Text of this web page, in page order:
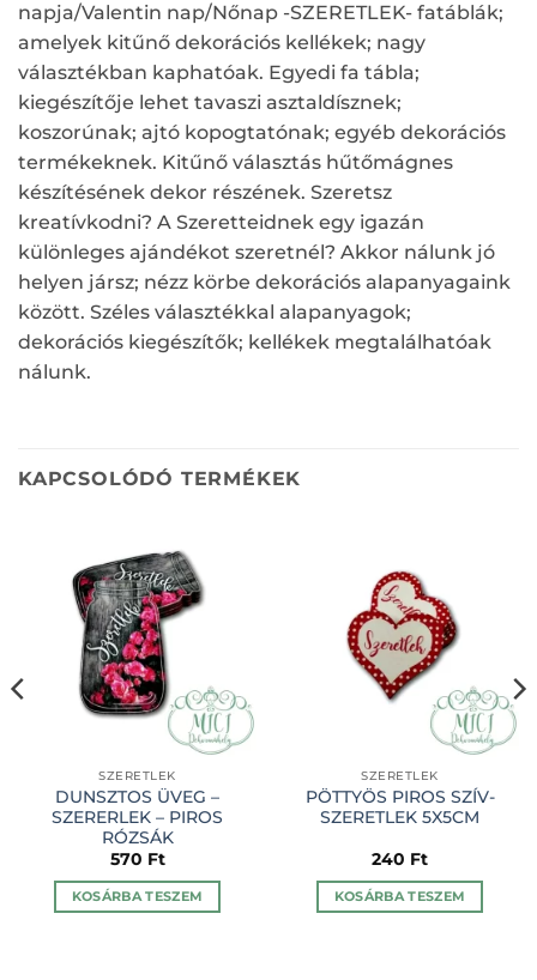
napja/Valentin nap/Nőnap -SZERETLEK- fatáblák;
amelyek kitűnő dekorációs kellékek; nagy
választékban kaphatóak. Egyedi fa tábla;
kiegészítője lehet tavaszi asztaldísznek;
koszorúnak; ajtó kopogtatónak; egyéb dekorációs
termékeknek. Kitűnő választás hűtőmágnes
készítésének dekor részének. Szeretsz
kreatívkodni? A Szeretteidnek egy igazán
különleges ajándékot szeretnél? Akkor nálunk jó
helyen jársz; nézz körbe dekorációs alapanyagaink
között. Széles választékkal alapanyagok;
dekorációs kiegészítők; kellékek megtalálhatóak
nálunk.
KAPCSOLÓDÓ TERMÉKEK
SZERETLEK
DUNSZTOS ÜVEG –
SZERERLEK – PIROS
RÓZSÁK
570 Ft
KOSÁRBA TESZEM
SZERETLEK
PÖTTYÖS PIROS SZÍV-
SZERETLEK 5X5CM
240 Ft
KOSÁRBA TESZEM